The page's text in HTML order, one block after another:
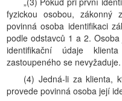
fyzickou osobou, zákonný
povinná osoba identifikaci
podle odstavců 1 a 2.
identifikační údaje
zastoupeného se nevyžaduje.
(4) Jedná-li za klienta,
provede povinná osoba její